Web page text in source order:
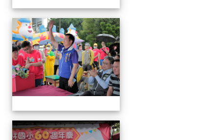
運
動
會
運
動